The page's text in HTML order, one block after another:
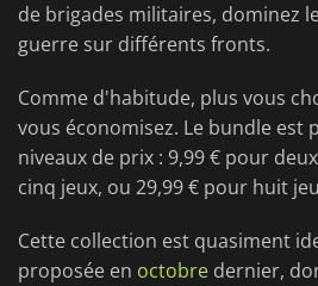
de brigades militaires, dominez
guerre sur différents fronts.
Comme d'habitude, plus vous
vous économisez. Le bundle est
niveaux de prix : 9,99 € pour
cinq jeux, ou 29,99 € pour huit
Cette collection est quasiment
proposée en octobre dernier,